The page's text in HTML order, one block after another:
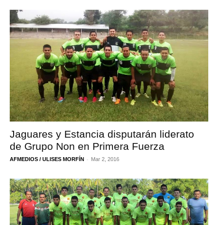
Jaguares y Estancia disputarán liderato
de Grupo Non en Primera Fuerza
AFMEDIOS / ULISES MORFÍN - Mar 2, 2016